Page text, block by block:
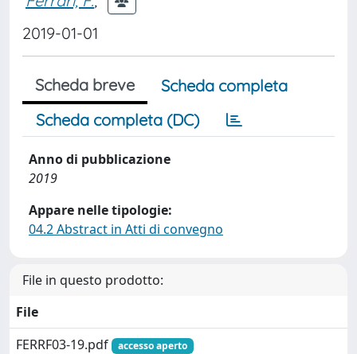
2019-01-01
Scheda breve
Scheda completa
Scheda completa (DC)
Anno di pubblicazione
2019
Appare nelle tipologie:
04.2 Abstract in Atti di convegno
File in questo prodotto:
File
FERRF03-19.pdf
accesso aperto